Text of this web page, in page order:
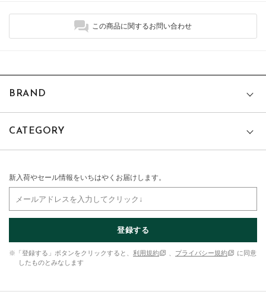
この商品に関するお問い合わせ
BRAND
CATEGORY
新入荷やセール情報をいちはやくお届けします。
登録する
※「登録する」ボタンをクリックすると、 利用規約 プライバシー規約
に同意
したものとみなします